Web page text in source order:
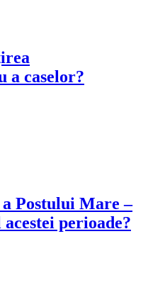
a caselor?
a Postului Mare –
perioade?